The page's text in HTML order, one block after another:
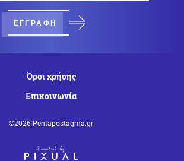
09.08.2026 - 09:24
Έως 39 βαθμούς σήμερα - Που θα έχει
09.08.2026 - 09:18
Σύνταξη: Όσα πρέπει να γνωρίζετε – Τα
για την τελική επιλογή
του τρόμου στο Άινταχο: Η νύχτα που 4
δολοφονήθηκαν μέσα σε λίγα λεπτά
ΕΓΓΡΑΦΗ
Όροι χρήσης
Επικοινωνία
©2026 Pentapostagma.gr